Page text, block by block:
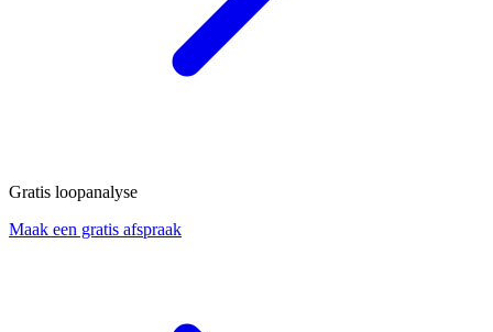
Gratis loopanalyse
Maak een gratis afspraak